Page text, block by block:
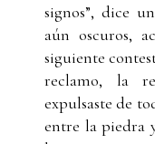
signos”, dice
aún oscuros,
siguiente
reclamo, la
expulsaste de
entre la piedra